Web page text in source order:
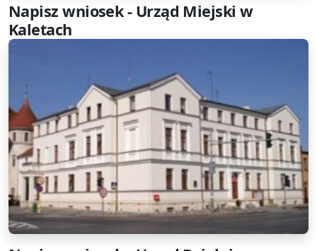
Napisz wniosek - Urząd Miejski w
Kaletach